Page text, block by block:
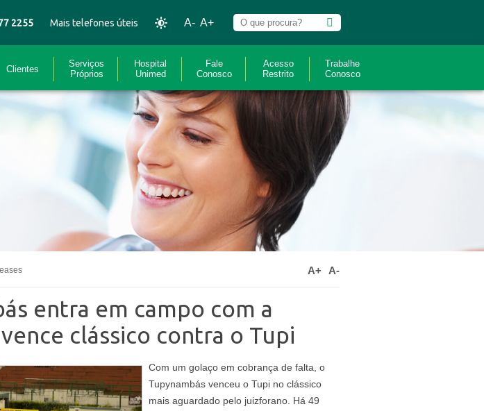
2255 Mais telefones úteis A- A+
Clientes
Serviços
Próprios
Hospital
Unimed
Fale
Conosco
Acesso
Restrito
Trabalhe
Conosco
A+ A-
entra em campo com a
clássico contra o Tupi
Com um golaço em cobrança de falta, o
Tupynambás venceu o Tupi no clássico
mais aguardado pelo juizforano. Há 49